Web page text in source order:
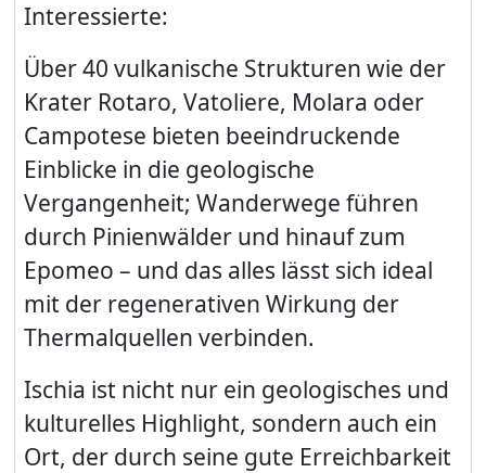
Interessierte:
Über 40 vulkanische Strukturen wie der
Krater Rotaro, Vatoliere, Molara oder
Campotese bieten beeindruckende
Einblicke in die geologische
Vergangenheit; Wanderwege führen
durch Pinienwälder und hinauf zum
Epomeo – und das alles lässt sich ideal
mit der regenerativen Wirkung der
Thermalquellen verbinden.
Ischia ist nicht nur ein geologisches und
kulturelles Highlight, sondern auch ein
Ort, der durch seine gute Erreichbarkeit